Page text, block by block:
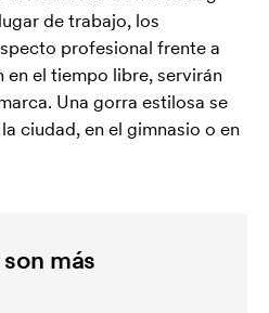
de trabajo, los
profesional frente a
en el tiempo libre, servirán
Una gorra estilosa se
ciudad, en el gimnasio o en
más